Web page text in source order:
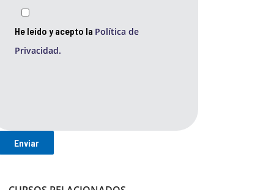
He leído y acepto la Política de
Privacidad.